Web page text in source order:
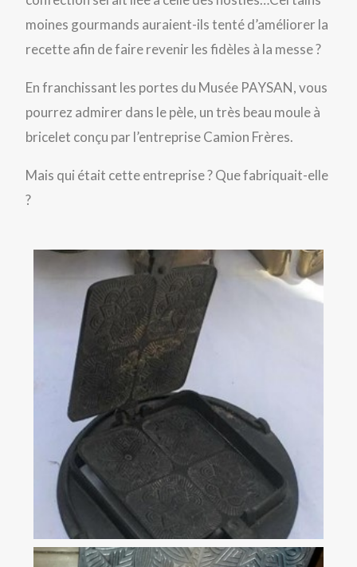
moines gourmands auraient-ils tenté d’améliorer la
recette afin de faire revenir les fidèles à la messe ?
En franchissant les portes du Musée PAYSAN, vous
pourrez admirer dans le pèle, un très beau moule à
bricelet conçu par l’entreprise Camion Frères.
Mais qui était cette entreprise ? Que fabriquait-elle
?